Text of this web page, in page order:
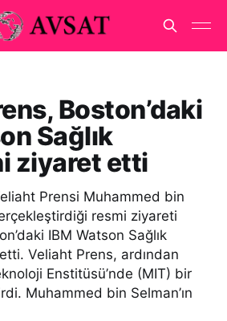
Boston’daki
Sağlık
ziyaret etti
Prensi Muhammed bin
resmi ziyareti
IBM Watson Sağlık
Veliaht Prens, ardından
Enstitüsü’nde (MIT) bir
Muhammed bin Selman’ın